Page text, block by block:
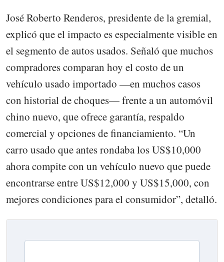
José Roberto Renderos, presidente de la gremial,
explicó que el impacto es especialmente visible en
el segmento de autos usados. Señaló que muchos
compradores comparan hoy el costo de un
vehículo usado importado —en muchos casos
con historial de choques— frente a un automóvil
chino nuevo, que ofrece garantía, respaldo
comercial y opciones de financiamiento. “Un
carro usado que antes rondaba los US$10,000
ahora compite con un vehículo nuevo que puede
encontrarse entre US$12,000 y US$15,000, con
mejores condiciones para el consumidor”, detalló.